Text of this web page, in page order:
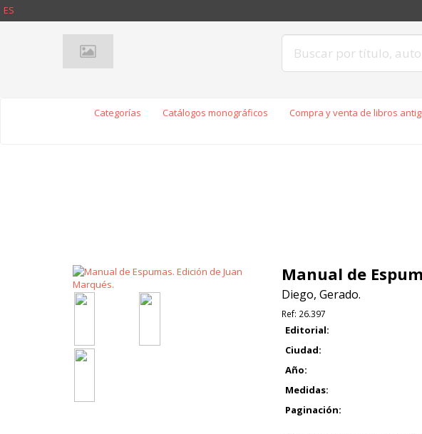
ES
Categorías Catálogos monográficos Compra y venta de libros
Manual de
Diego, Gerado.
Ref: 26.397
Editorial:
Ciudad:
Año:
Medidas:
Paginación: